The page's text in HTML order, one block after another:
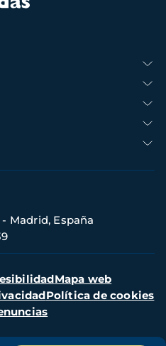
Madrid, España
Mapa web
Política de cookies